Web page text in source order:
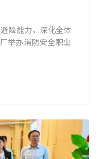
险能力，深化全体
举办消防安全职业